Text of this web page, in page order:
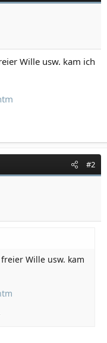
Wille usw. kam ich
#2
Wille usw. kam